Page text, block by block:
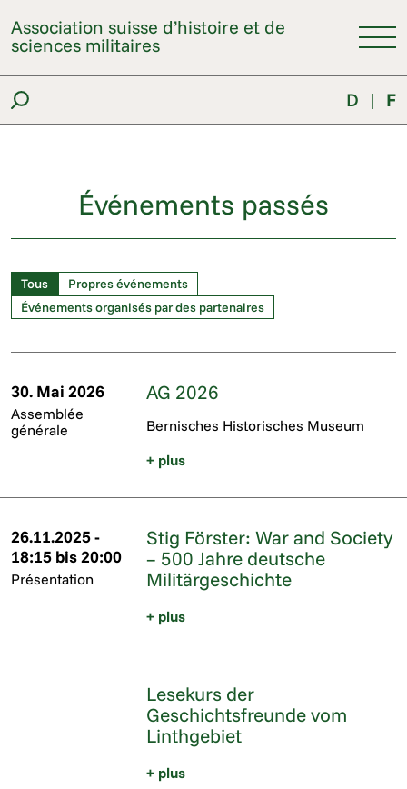
Association suisse d’histoire et de
sciences militaires
D | F
Événements passés
Tous
Propres événements
Événements organisés par des partenaires
30. Mai 2026
Assemblée
générale
AG 2026
Bernisches Historisches Museum
+ plus
26.11.2025 -
18:15 bis 20:00
Présentation
Stig Förster: War and Society
– 500 Jahre deutsche
Militärgeschichte
+ plus
Lesekurs der
Geschichtsfreunde vom
Linthgebiet
+ plus